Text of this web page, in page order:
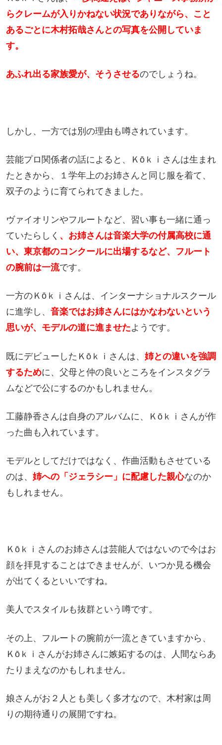
らクレームが入りかねない状況でありながら、こと
あるごとに木村拓哉さんとの写真を公開していま
す。
あふれ出る家族愛が、そうさせるのでしょうね。
しかし、一方では別の理由も噂されています。
芸能プロ関係者の話によると、Ｋōｋｉさんは生まれ
たときから、１学年上のお姉さんと同じ服を着て、
双子のように育てられてきました。
ヴァイオリンやフルートなど、習い事も一緒に通っ
ていたらしく 、お姉さんは音楽大学の付属高校に通
い、東京都のコンクールに出場するなど、 フルート
の腕前は一流です。
一方のＫōｋｉさんは、インターナショナルスクール
に進学し、 音楽ではお姉さんにはかなわないという
思いが、モデルの道に進ませたようです。
既にデビューしたＫōｋｉさんは、 姉との違いを強調
するために、父母と仲の良いところをインスタグラ
ムなどで公にするのかもしれません。
工藤静香さんは自身のアルバムに、Ｋōｋｉさんが作
った曲も入れています。
モデルとしてだけではなく、作曲活動もさせている
のは、 姉への「ジェラシー」に配慮した親心なのか
もしれません。
Ｋōｋｉさんのお姉さんは芸能人ではないので今はお
顔を拝見することはできませんが、いつか見る機会
が出てくるといいですね。
美人でスタイルも抜群という噂です。
その上、フルートの腕前が一流ときていますから、
Ｋōｋｉさんがお姉さんに嫉妬するのは、人間ならあ
たりまえなのかもしれません。
娘さんがお２人とも美しく多才なので、木村家は周
りの期待通りの展開ですね。